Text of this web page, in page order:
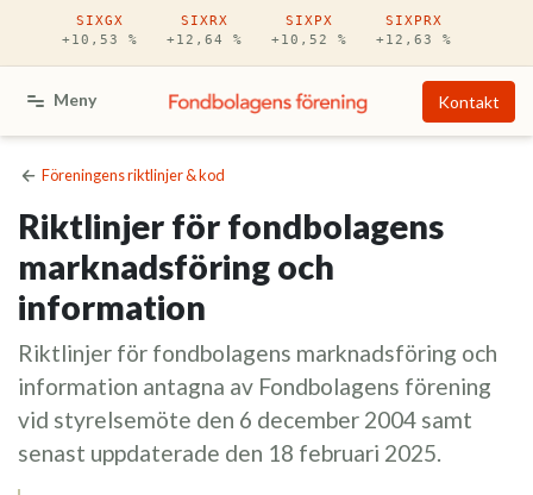
Hoppa till huvudinnehåll
SIXGX
+10,53 %
SIXRX
+12,64 %
SIXPX
+10,52 %
SIXPRX
+12,63 %
Meny Kontakt
Föreningens riktlinjer & kod
Riktlinjer för fondbolagens
marknadsföring och
information
Riktlinjer för fondbolagens marknadsföring och
information antagna av Fondbolagens förening
vid styrelsemöte den 6 december 2004 samt
senast uppdaterade den 18 februari 2025.